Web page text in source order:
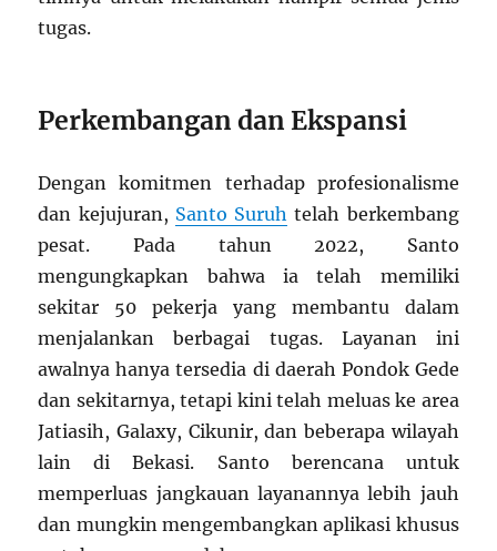
tugas.
Perkembangan dan Ekspansi
Dengan komitmen terhadap profesionalisme
dan kejujuran, Santo Suruh telah berkembang
pesat. Pada tahun 2022, Santo
mengungkapkan bahwa ia telah memiliki
sekitar 50 pekerja yang membantu dalam
menjalankan berbagai tugas. Layanan ini
awalnya hanya tersedia di daerah Pondok Gede
dan sekitarnya, tetapi kini telah meluas ke area
Jatiasih, Galaxy, Cikunir, dan beberapa wilayah
lain di Bekasi. Santo berencana untuk
memperluas jangkauan layanannya lebih jauh
dan mungkin mengembangkan aplikasi khusus